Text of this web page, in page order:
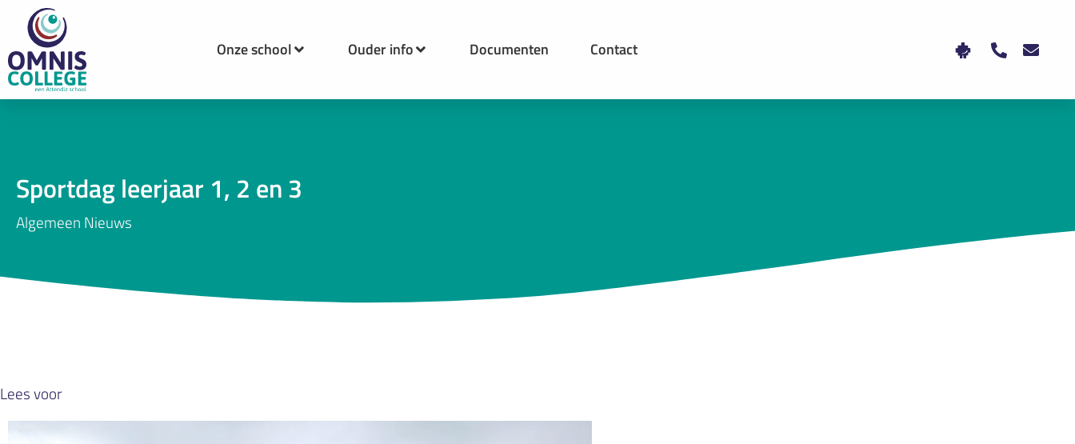
Onze school Ouder info Documenten Contact
Sportdag leerjaar 1, 2 en 3
Algemeen Nieuws
Lees voor